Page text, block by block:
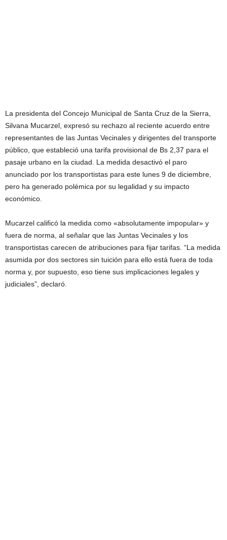
La presidenta del Concejo Municipal de Santa Cruz de la Sierra,
Silvana Mucarzel, expresó su rechazo al reciente acuerdo entre
representantes de las Juntas Vecinales y dirigentes del transporte
público, que estableció una tarifa provisional de Bs 2,37 para el
pasaje urbano en la ciudad. La medida desactivó el paro
anunciado por los transportistas para este lunes 9 de diciembre,
pero ha generado polémica por su legalidad y su impacto
económico.
Mucarzel calificó la medida como «absolutamente impopular» y
fuera de norma, al señalar que las Juntas Vecinales y los
transportistas carecen de atribuciones para fijar tarifas. “La medida
asumida por dos sectores sin tuición para ello está fuera de toda
norma y, por supuesto, eso tiene sus implicaciones legales y
judiciales”, declaró.